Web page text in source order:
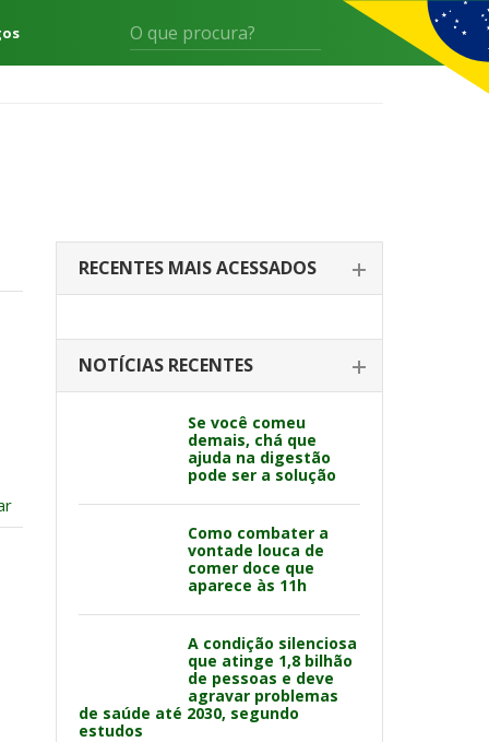
RECENTES MAIS ACESSADOS
NOTÍCIAS RECENTES
Se você comeu
demais, chá que
ajuda na digestão
pode ser a solução
Como combater a
vontade louca de
comer doce que
aparece às 11h
A condição silenciosa
que atinge 1,8 bilhão
de pessoas e deve
agravar problemas
de saúde até 2030, segundo
estudos